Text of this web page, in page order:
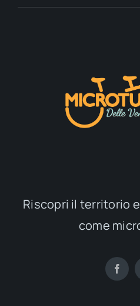
Riscopri il territorio
come